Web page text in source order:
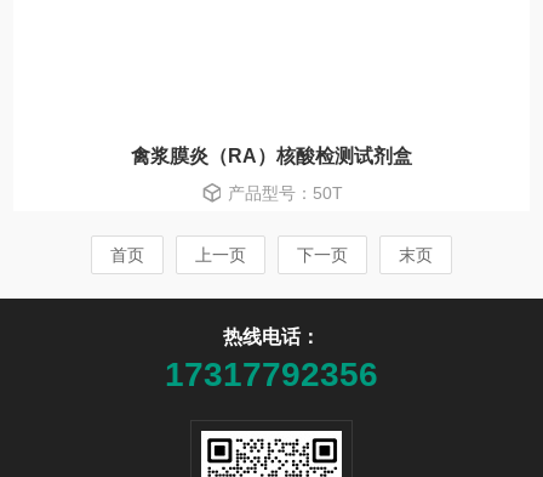
禽浆膜炎（RA）核酸检测试剂盒
产品型号：50T
首页 上一页 下一页 末页
热线电话：
17317792356